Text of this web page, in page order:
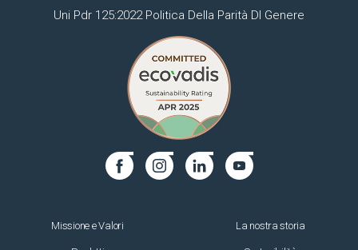
Uni Pdr 125:2022 Politica Della Parità DI Genere
Missione e Valori La nostra storia